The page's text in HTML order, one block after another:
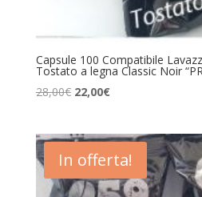
Capsule 100 Compatibile
Tostato a legna Classic Noir
28,00€ Il
era:
28,00€.
22,00€Il
è:
22,00€.
In offerta!